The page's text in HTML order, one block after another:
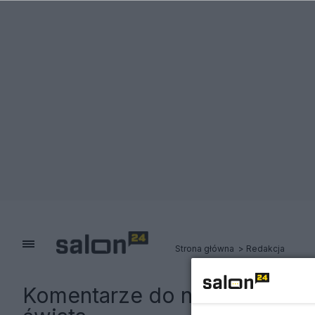
Strona główna Redakcja
Komentarze do notki:Tyle